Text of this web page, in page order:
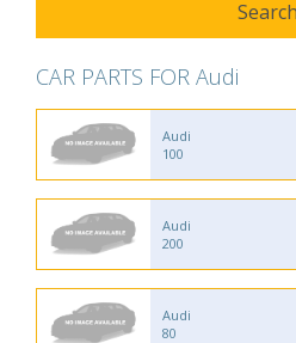
CAR PARTS FOR Audi
Audi
100
Audi
200
Audi
80